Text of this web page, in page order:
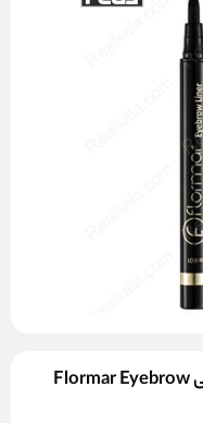
خط چشم و ابرو ماژیکی فلورمار مشکی Flormar Eyebrow